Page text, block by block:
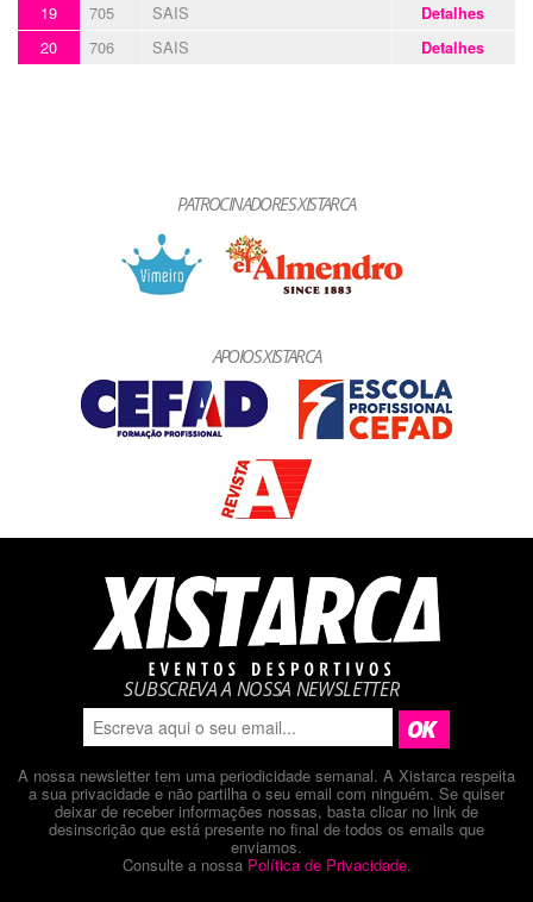
19 705 SAIS Detalhes
20 706 SAIS Detalhes
PATROCINADORES XISTARCA
APOIOS XISTARCA
SUBSCREVA A NOSSA NEWSLETTER
A nossa newsletter tem uma periodicidade semanal. A Xistarca respeita
a sua privacidade e não partilha o seu email com ninguém. Se quiser
deixar de receber informações nossas, basta clicar no link de
desinscrição que está presente no final de todos os emails que
enviamos.
Consulte a nossa Política de Privacidade.